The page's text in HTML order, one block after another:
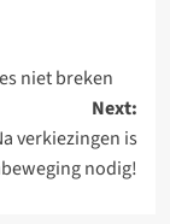
niet breken
Next:
verkiezingen is
nodig!